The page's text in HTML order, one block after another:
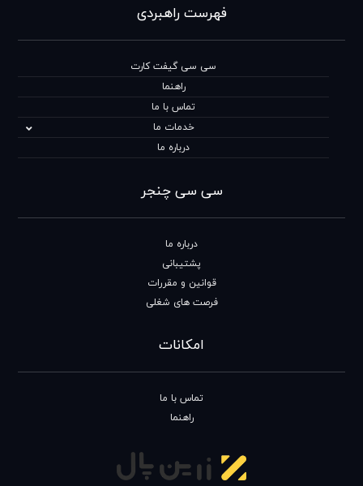
فهرست راهبردی
سی سی گیفت کارت
راهنما
تماس با ما
خدمات ما
درباره ما
سی سی چنجر
درباره ما
پشتیبانی
قوانین و مقررات
فرصت های شغلی
امکانات
تماس با ما
راهنما